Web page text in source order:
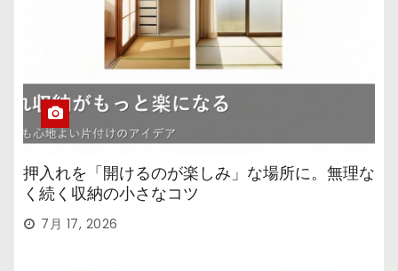
押入れを「開けるのが楽しみ」な場所に。無理な
く続く収納の小さなコツ
7月 17, 2026